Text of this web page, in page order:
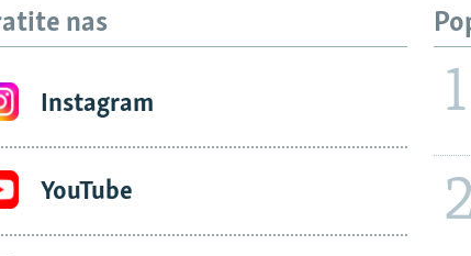
nas
Instagram
YouTube
1